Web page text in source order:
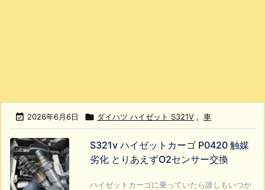
 2026年6月6日  ダイハツ ハイゼット S321V , 車
S321v ハイゼットカーゴ P0420 触媒
劣化 とりあえずO2センサー交換
ハイゼットカーゴに乗っていたら誰しもいつか